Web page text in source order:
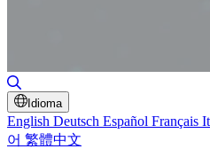
Idioma
English Deutsch Español Français
어 繁體中文